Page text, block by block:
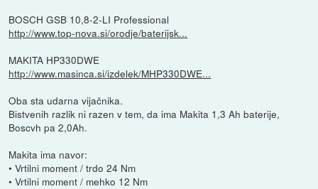
BOSCH GSB 10,8-2-LI Professional
http://www.top-nova.si/orodje/baterijsk...
MAKITA HP330DWE
http://www.masinca.si/izdelek/MHP330DWE...
Oba sta udarna vijačnika.
Bistvenih razlik ni razen v tem, da ima Makita 1,3 Ah baterije,
Boscvh pa 2,0Ah.
Makita ima navor:
• Vrtilni moment / trdo 24 Nm
• Vrtilni moment / mehko 12 Nm